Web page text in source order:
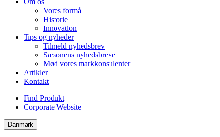
Om os
Vores formål
Historie
Innovation
Tips og nyheder
Tilmeld nyhedsbrev
Sæsonens nyhedsbreve
Mød vores markkonsulenter
Artikler
Kontakt
Find Produkt
Corporate Website
Danmark